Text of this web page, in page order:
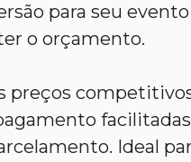
para seu
o orçamento.
preços
Ideal